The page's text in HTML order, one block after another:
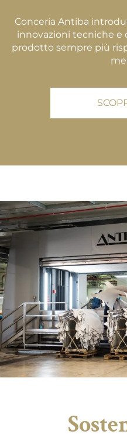
Conceria Antiba
innovazioni tecniche e
prodotto sempre più